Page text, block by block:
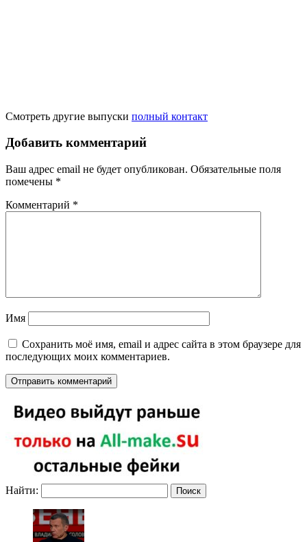
Смотреть другие выпуски полный контакт
Добавить комментарий
Ваш адрес email не будет опубликован. Обязательные поля
помечены *
Комментарий *
Имя
Сохранить моё имя, email и адрес сайта в этом браузере для
последующих моих комментариев.
Найти: